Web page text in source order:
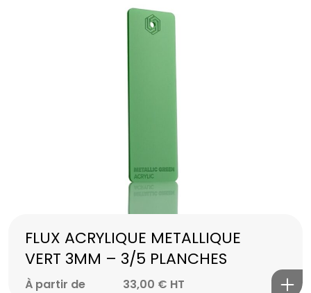
FLUX ACRYLIQUE METALLIQUE
VERT 3MM – 3/5 PLANCHES
À partir de 33,00 € HT